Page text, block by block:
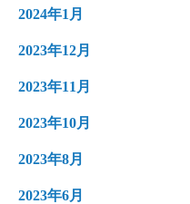
2024年1月
2023年12月
2023年11月
2023年10月
2023年8月
2023年6月